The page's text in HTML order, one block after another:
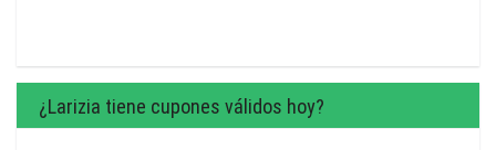
¿Larizia tiene cupones válidos hoy?